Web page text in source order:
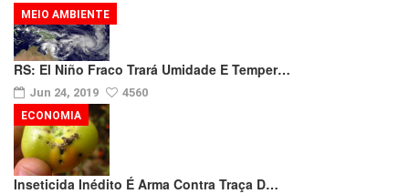
RS: El Niño Fraco Trará Umidade E Temper…
Jun 24, 2019 4560
MEIO AMBIENTE
Inseticida Inédito É Arma Contra Traça D…
ECONOMIA